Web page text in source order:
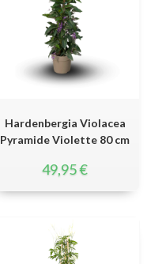
Hardenbergia Violacea
Pyramide Violette 80 cm
49,95€